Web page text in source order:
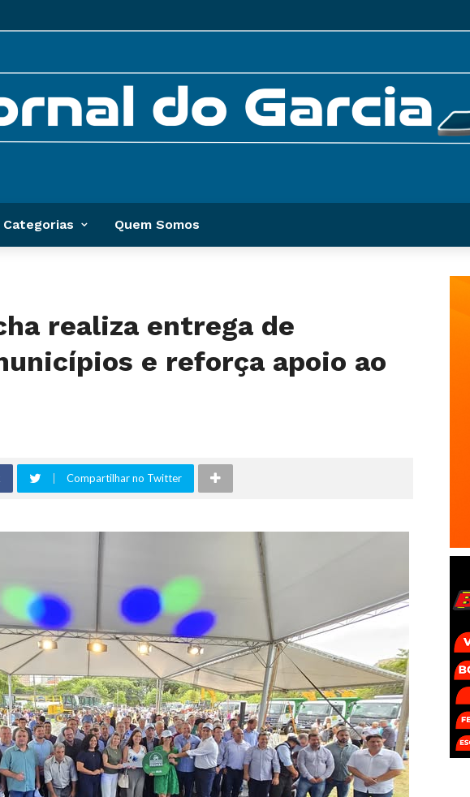
Categorias Quem Somos
realiza entrega de
e reforça apoio ao
Compartilhar no Twitter